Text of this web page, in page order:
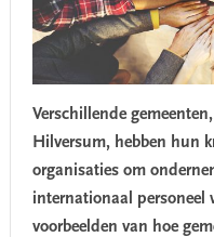
Verschillende
Hilversum, hebben hun
organisaties om
internationaal personeel
voorbeelden van hoe